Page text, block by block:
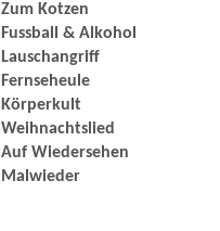
Zum Kotzen
Fussball & Alkohol
Lauschangriff
Fernseheule
Körperkult
Weihnachtslied
Auf Wiedersehen
Malwieder